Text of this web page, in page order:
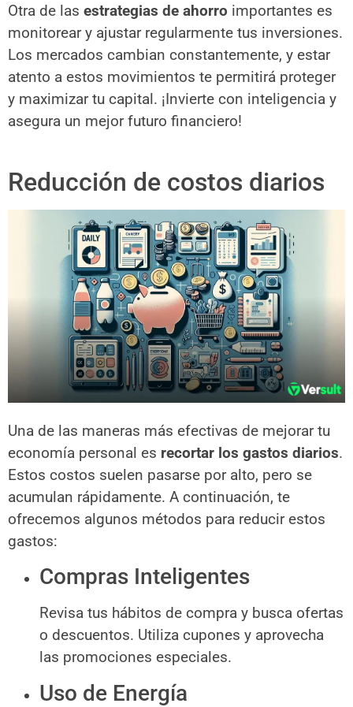
Otra de las estrategias de ahorro importantes es
monitorear y ajustar regularmente tus inversiones.
Los mercados cambian constantemente, y estar
atento a estos movimientos te permitirá proteger
y maximizar tu capital. ¡Invierte con inteligencia y
asegura un mejor futuro financiero!
Reducción de costos diarios
Una de las maneras más efectivas de mejorar tu
economía personal es recortar los gastos diarios.
Estos costos suelen pasarse por alto, pero se
acumulan rápidamente. A continuación, te
ofrecemos algunos métodos para reducir estos
gastos:
Compras Inteligentes
Revisa tus hábitos de compra y busca ofertas
o descuentos. Utiliza cupones y aprovecha
las promociones especiales.
Uso de Energía